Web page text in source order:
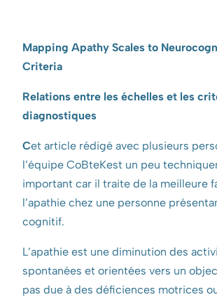
Mapping Apathy Scales to
Criteria
Relations entre les échelles et les
diagnostiques
Cet article rédigé avec plusieurs
l’équipe CoBteKest un peu
important car il traite de la meilleure
l’apathie chez une personne
cognitif.
L’apathie est une diminution des
spontanées et orientées vers un
pas due à des déficiences motrices